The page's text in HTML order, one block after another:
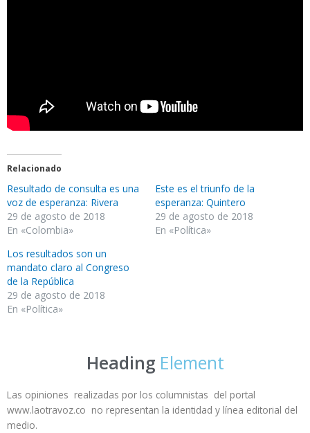
Relacionado
Resultado de consulta es una
voz de esperanza: Rivera
29 de agosto de 2018
En «Colombia»
Este es el triunfo de la
esperanza: Quintero
29 de agosto de 2018
En «Política»
Los resultados son un
mandato claro al Congreso
de la República
29 de agosto de 2018
En «Política»
Heading Element
Las opiniones realizadas por los columnistas del portal
www.laotravoz.co no representan la identidad y línea editorial del
medio.